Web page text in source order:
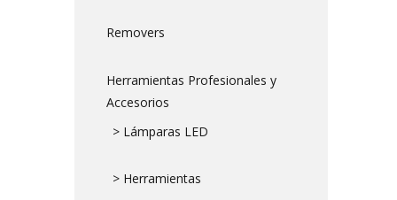
Removers
Herramientas Profesionales y
Accesorios
> Lámparas LED
> Herramientas